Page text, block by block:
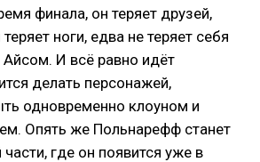
финала, он теряет друзей,
ноги, едва не теряет себя
Айсом. И всё равно идёт
делать персонажей,
одновременно клоуном и
Опять же Польнарефф станет
где он появится уже в